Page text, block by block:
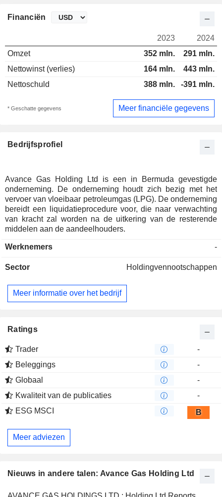
Nieuws in andere talen: Avance Gas Holding Ltd
Financiën
2023
2024
Omzet
352 mln.
291 mln.
Nettowinst (verlies)
164 mln.
443 mln.
Nettoschuld
388 mln. -391 mln.
* Geschatte gegevens Meer financiële gegevens
Bedrijfsprofiel
Avance Gas Holding Ltd is een in Bermuda gevestigde
onderneming. De onderneming houdt zich bezig met het
vervoer van vloeibaar petroleumgas (LPG). De onderneming
bereidt een liquidatieprocedure voor, die naar verwachting
van kracht zal worden na de uitkering van de resterende
middelen aan de aandeelhouders.
Werknemers -
Sector Holdingvennootschappen
Meer informatie over het bedrijf
Ratings
Trader
-
Beleggings
-
Globaal
-
Kwaliteit van de publicaties
-
ESG MSCI
B
Meer adviezen